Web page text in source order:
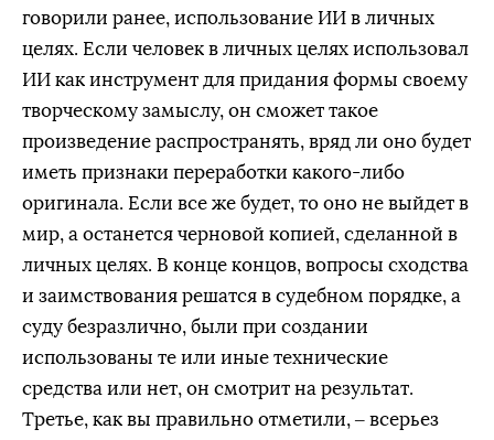
говорили ранее, использование ИИ в личных
целях. Если человек в личных целях использовал
ИИ как инструмент для придания формы своему
творческому замыслу, он сможет такое
произведение распространять, вряд ли оно будет
иметь признаки переработки какого-либо
оригинала. Если все же будет, то оно не выйдет в
мир, а останется черновой копией, сделанной в
личных целях. В конце концов, вопросы сходства
и заимствования решатся в судебном порядке, а
суду безразлично, были при создании
использованы те или иные технические
средства или нет, он смотрит на результат.
Третье, как вы правильно отметили, – всерьез